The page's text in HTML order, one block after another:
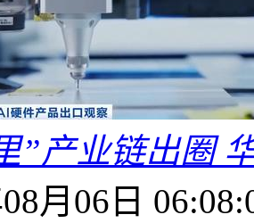
”产业链出圈
月06日